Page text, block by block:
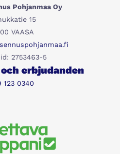
Pohjanmaa Oy
15
VAASA
2753463-5
erbjudanden
123 0340